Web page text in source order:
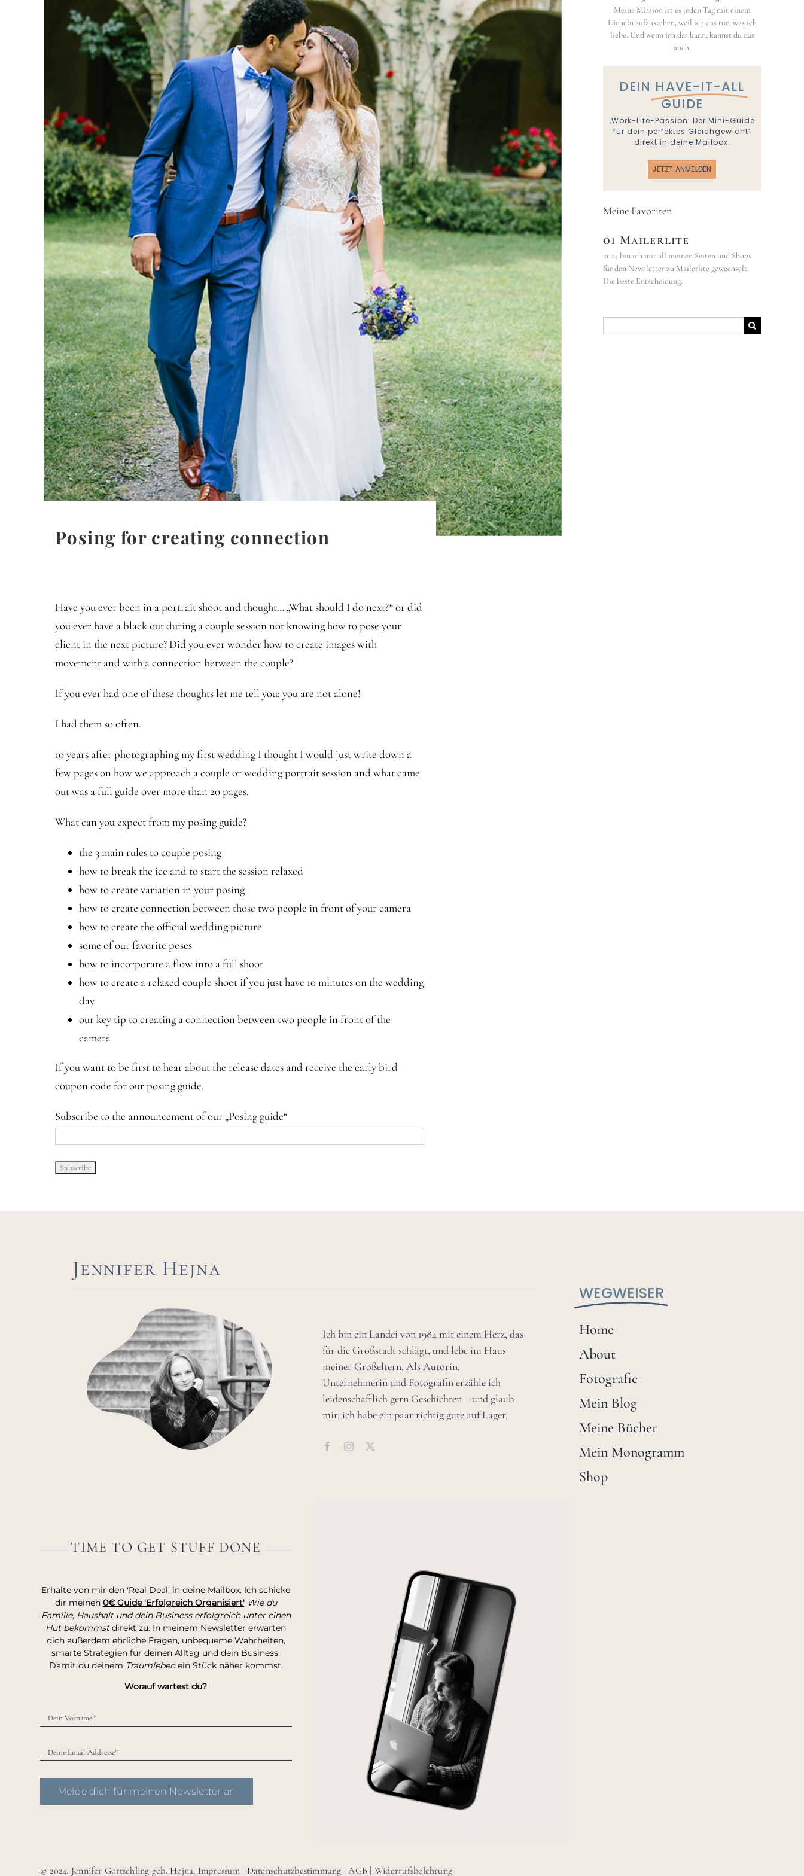
Posing for creating connection
Have you ever been in a portrait shoot and thought… „What should I do next?“ or did
you ever have a black out during a couple session not knowing how to pose your
client in the next picture? Did you ever wonder how to create images with
movement and with a connection between the couple?
If you ever had one of these thoughts let me tell you: you are not alone!
I had them so often.
10 years after photographing my first wedding I thought I would just write down a
few pages on how we approach a couple or wedding portrait session and what came
out was a full guide over more than 20 pages.
What can you expect from my posing guide?
the 3 main rules to couple posing
how to break the ice and to start the session relaxed
how to create variation in your posing
how to create connection between those two people in front of your camera
how to create the official wedding picture
some of our favorite poses
how to incorporate a flow into a full shoot
how to create a relaxed couple shoot if you just have 10 minutes on the wedding
day
our key tip to creating a connection between two people in front of the
camera
If you want to be first to hear about the release dates and receive the early bird
coupon code for our posing guide.
Subscribe to the announcement of our „Posing guide“
Meine Mission ist es jeden Tag mit einem
Lächeln aufzustehen, weil ich das tue, was ich
liebe. Und wenn ich das kann, kannst du das
auch.
DEIN HAVE-IT-ALL
GUIDE
‚Work-Life-Passion: Der Mini-Guide
für dein perfektes Gleichgewicht‘
direkt in deine Mailbox.
JETZT ANMELDEN
Meine Favoriten
01 Mailerlite
2024 bin ich mit all meinen Seiten und Shops
für den Newsletter zu Mailerlite gewechselt.
Die beste Entscheidung.
nach:
Jennifer Hejna
Ich bin ein Landei von 1984 mit einem Herz, das
für die Großstadt schlägt, und lebe im Haus
meiner Großeltern. Als Autorin,
Unternehmerin und Fotografin erzähle ich
leidenschaftlich gern Geschichten – und glaub
mir, ich habe ein paar richtig gute auf Lager.
WEGWEISER
Home
About
Fotografie
Mein Blog
Meine Bücher
Mein Monogramm
Shop
TIME TO GET STUFF DONE
Erhalte von mir den 'Real Deal' in deine Mailbox. Ich schicke
dir meinen 0€ Guide 'Erfolgreich Organisiert' Wie du
Familie, Haushalt und dein Business erfolgreich unter einen
Hut bekommstdirekt zu. In meinem Newsletter erwarten
dich außerdem ehrliche Fragen, unbequeme Wahrheiten,
smarte Strategien für deinen Alltag und dein Business.
Damit du deinem Traumlebenein Stück näher kommst.
Worauf wartest du?
Melde dich für meinen Newsletter an
© 2024. Jennifer Gottschling geb. Hejna. Impressum| Datenschutzbestimmung |AGB | Widerrufsbelehrung